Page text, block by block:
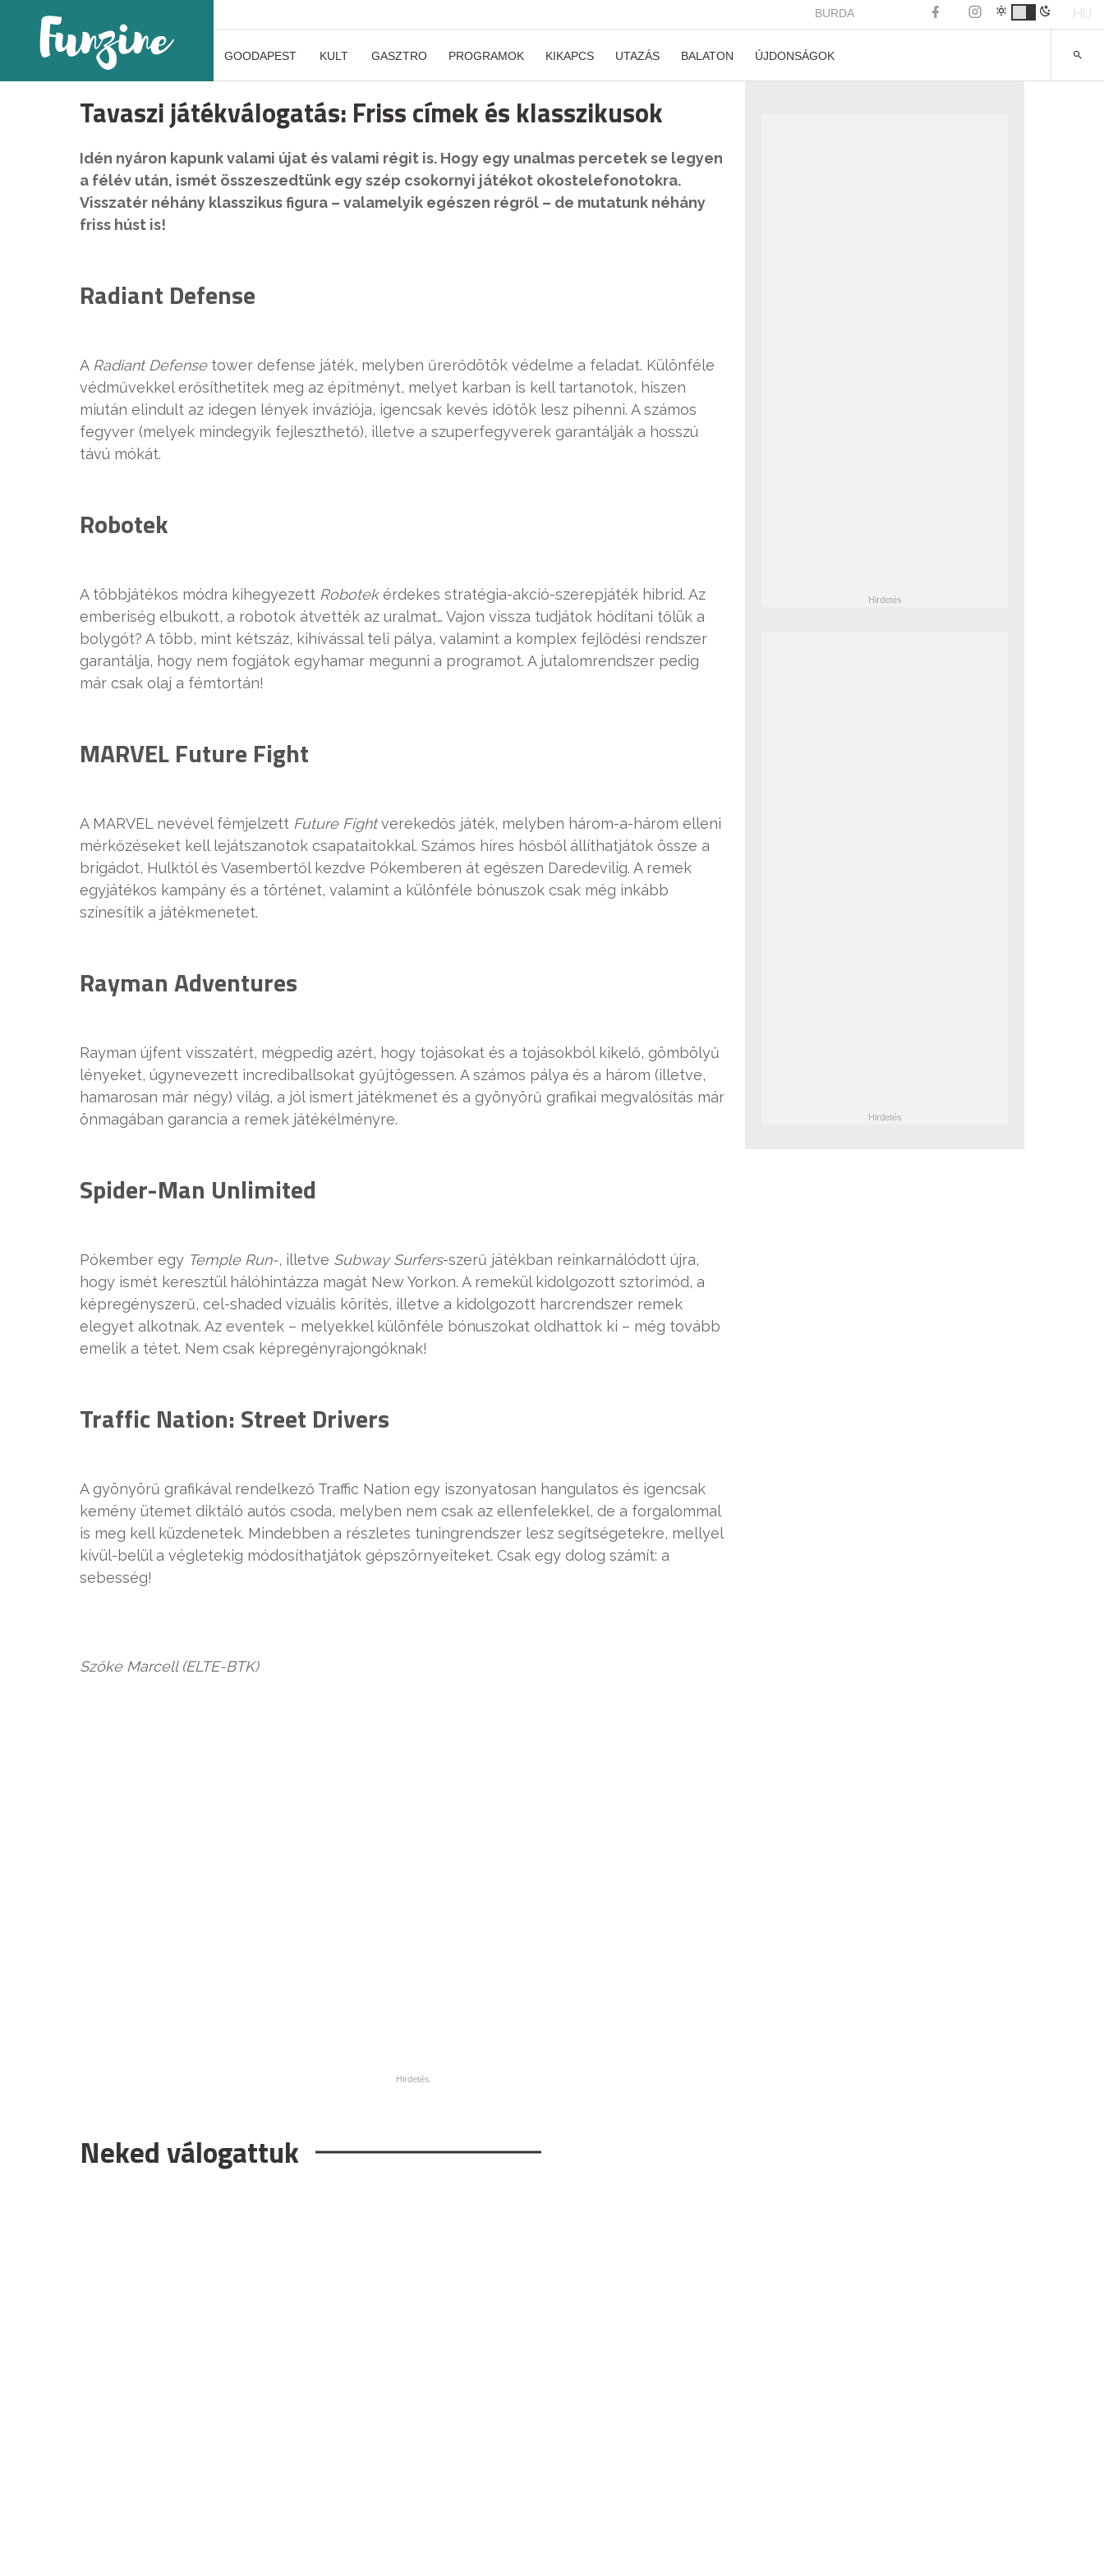
BURDA HU
GOODAPEST KULT GASZTRO PROGRAMOK KIKAPCS UTAZÁS BALATON ÚJDONSÁGOK
Tavaszi játékválogatás: Friss címek és klasszikusok
Idén nyáron kapunk valami újat és valami régit is. Hogy egy unalmas percetek se legyen
a félév után, ismét összeszedtünk egy szép csokornyi játékot okostelefonotokra.
Visszatér néhány klasszikus figura – valamelyik egészen régről – de mutatunk néhány
friss húst is!
Radiant Defense
A Radiant Defensetower defense játék, melyben űrerődötök védelme a feladat. Különféle
védművekkel erősíthetitek meg az építményt, melyet karban is kell tartanotok, hiszen
miután elindult az idegen lények inváziója, igencsak kevés időtök lesz pihenni. A számos
fegyver (melyek mindegyik fejleszthető), illetve a szuperfegyverek garantálják a hosszú
távú mókát.
Robotek
A többjátékos módra kihegyezett Robotekérdekes stratégia-akció-szerepjáték hibrid. Az
emberiség elbukott, a robotok átvették az uralmat… Vajon vissza tudjátok hódítani tőlük a
bolygót? A több, mint kétszáz, kihívással teli pálya, valamint a komplex fejlődési rendszer
garantálja, hogy nem fogjátok egyhamar megunni a programot. A jutalomrendszer pedig
már csak olaj a fémtortán!
MARVEL Future Fight
A MARVEL nevével fémjelzett Future Fightverekedős játék, melyben három-a-három elleni
mérkőzéseket kell lejátszanotok csapataitokkal. Számos híres hősből állíthatjátok össze a
brigádot, Hulktól és Vasembertől kezdve Pókemberen át egészen Daredevilig. A remek
egyjátékos kampány és a történet, valamint a különféle bónuszok csak még inkább
színesítik a játékmenetet.
Rayman Adventures
Rayman újfent visszatért, mégpedig azért, hogy tojásokat és a tojásokból kikelő, gömbölyű
lényeket, úgynevezett incrediballsokat gyűjtögessen. A számos pálya és a három (illetve,
hamarosan már négy) világ, a jól ismert játékmenet és a gyönyörű grafikai megvalósítás már
önmagában garancia a remek játékélményre.
Spider-Man Unlimited
Pókember egy Temple Run-, illetve Subway Surfers-szerű játékban reinkarnálódott újra,
hogy ismét keresztül hálóhintázza magát New Yorkon. A remekül kidolgozott sztorimód, a
képregényszerű, cel-shaded vizuális körítés, illetve a kidolgozott harcrendszer remek
elegyet alkotnak. Az eventek – melyekkel különféle bónuszokat oldhattok ki – még tovább
emelik a tétet. Nem csak képregényrajongóknak!
Traffic Nation: Street Drivers
A gyönyörű grafikával rendelkező Traffic Nation egy iszonyatosan hangulatos és igencsak
kemény ütemet diktáló autós csoda, melyben nem csak az ellenfelekkel, de a forgalommal
is meg kell küzdenetek. Mindebben a részletes tuningrendszer lesz segítségetekre, mellyel
kívül-belül a végletekig módosíthatjátok gépszörnyeiteket. Csak egy dolog számít: a
sebesség!
Szőke Marcell (ELTE-BTK)
Neked válogattuk